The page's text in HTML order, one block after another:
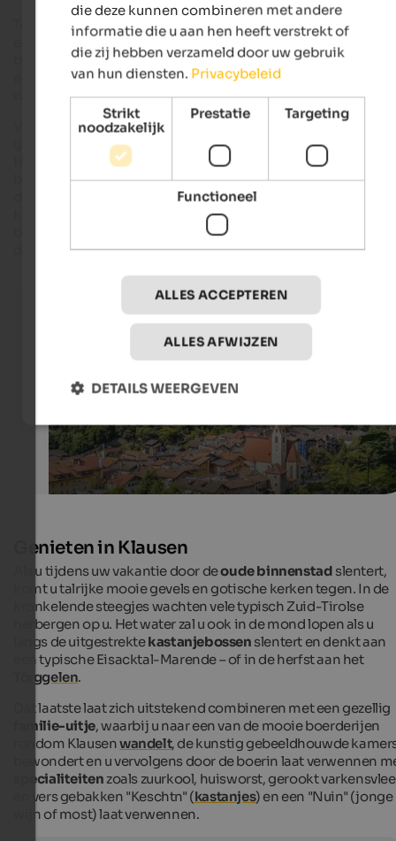
View over Klausen
View over the historical centre of Klausen, Branzoll
Säben Monastery.
Internet Consulting - Isabel Gräber
Tegenwoordig is dit mooie stadje inhet Eisacktalniet alleen
een populaire
ontmoetingsplaats voor kunstenaars
biedt het ook anderebezienswaardigheden , zoals het
eerbiedwaardige klooster van Säbenen talrijke restaurants
waar fijnproevers volop aan hun trekken komen.
Van oudsher heeft Klausen kunstenaars en dichters in zijn
gehouden; het werd geschilderd, beschreven en bezongen.
Het pittoreske stadje strekt zich langgerekt uit tussen de
burchtrots van Säben en de Eisack.Mooie gevelsstaan hier
dicht op elkaar, smal en kleurrijk, met daarboven gotische
Traditionele herbergenhebben hier al eeuwenlang
beroemde gasten onderdak geboden, aangezien de weg van
de Brenner naar het zuiden lange tijd dwars door het dorp
Genieten in Klausen
Als u tijdens uw vakantie door deoude binnenstad slentert,
komt u talrijke mooie gevels en gotische kerken tegen. In de
kronkelende steegjes wachten vele typisch Zuid-Tirolse
herbergen op u. Het water zal u ook in de mond lopen als u
langs de uitgestrektekastanjebossen slentert en denkt aan
een typische Eisacktal-Marende – of in de herfst aan het
Törggelen.
Dat laatste laat zich uitstekend combineren met een gezellig
familie-uitje, waarbij u naar een van de mooie boerderijen
rondom Klausenwandelt, de kunstig gebeeldhouwde
bewondert en u vervolgens door de boerin laat verwennen
specialiteiten zoals zuurkool, huisworst, gerookt
en vers gebakken "Keschtn" (kastanjes) en een "Nuin" (jonge
wijn of most) laat verwennen.
die deze kunnen combineren met andere
informatie die u aan hen heeft verstrekt of
die zij hebben verzameld door uw gebruik
van hun diensten. Privacybeleid
Strikt
noodzakelijk
Prestatie Targeting
Functioneel
ALLES ACCEPTEREN
ALLES AFWIJZEN
DETAILS WEERGEVEN